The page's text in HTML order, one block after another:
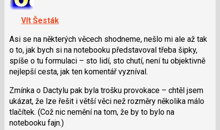
K
navigaci
lze
použít
i
klávesy
N
následující
a
P
pro
Vít Šesták
Asi se na některých věcech shodneme, nešlo mi ale až tak
o to, jak bych si na notebooku představoval třeba šipky,
spíše o tu formulaci – sto lidí, sto chutí, není tu objektivně
nejlepší cesta, jak ten komentář vyzníval.
Zmínka o Dactylu pak byla trošku provokace – chtěl jsem
ukázat, že lze řešit i větší věci než rozměry několika málo
tlačítek. (Což nic nemění na tom, že by to bylo na
notebooku fajn.)